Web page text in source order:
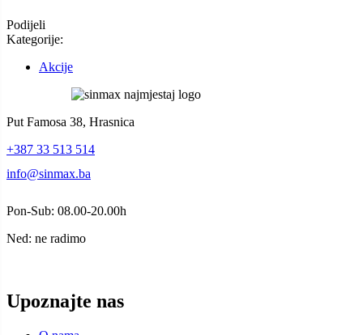
Podijeli
Kategorije:
Akcije
Put Famosa 38, Hrasnica
+387 33 513 514
info@sinmax.ba
Pon-Sub: 08.00-20.00h
Ned: ne radimo
Upoznajte nas